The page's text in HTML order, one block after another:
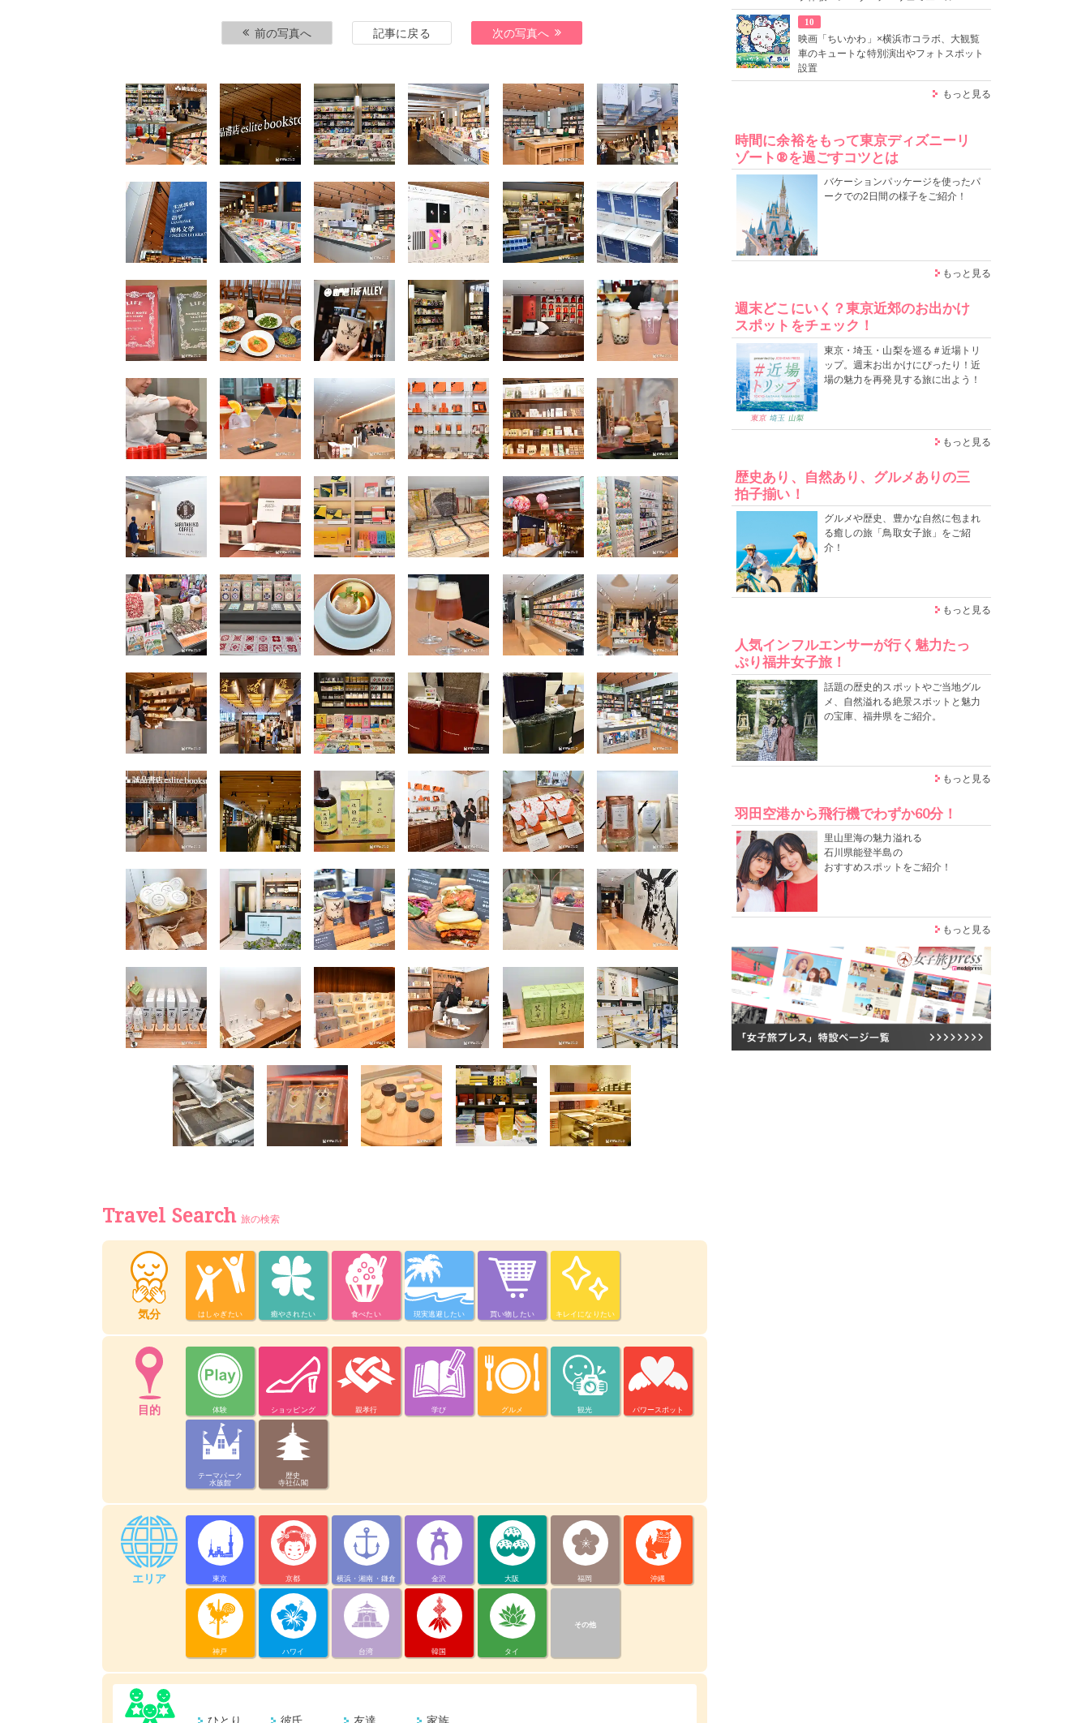
前の写真へ 記事に戻る 次の写真へ
Travel Search 旅の検索
気分 はしゃぎたい 癒やされたい 食べたい 現実逃避したい 買い物したい キレイになりたい
目的 体験 ショッピング 親孝行 学び グルメ 観光 パワースポット
テーマパーク
水族館
歴史
寺社仏閣
エリア 東京 京都 横浜・湘南・鎌倉 金沢 大阪 福岡 沖縄
神戸 ハワイ 台湾 韓国 タイ
その他
ひとり 彼氏 友達 家族
10
映画「ちいかわ」×横浜市コラボ、大観覧
車のキュートな特別演出やフォトスポット
設置
もっと見る
時間に余裕をもって東京ディズニーリ
ゾート®を過ごすコツとは
バケーションパッケージを使ったパ
ークでの2日間の様子をご紹介！
もっと見る
週末どこにいく？東京近郊のお出かけ
スポットをチェック！
東京・埼玉・山梨を巡る＃近場トリ
ップ。週末お出かけにぴったり！近
場の魅力を再発見する旅に出よう！
もっと見る
歴史あり、自然あり、グルメありの三
拍子揃い！
グルメや歴史、豊かな自然に包まれ
る癒しの旅「鳥取女子旅」をご紹
介！
もっと見る
人気インフルエンサーが行く魅力たっ
ぷり福井女子旅！
話題の歴史的スポットやご当地グル
メ、自然溢れる絶景スポットと魅力
の宝庫、福井県をご紹介。
もっと見る
羽田空港から飛行機でわずか60分！
里山里海の魅力溢れる
石川県能登半島の
おすすめスポットをご紹介！
もっと見る